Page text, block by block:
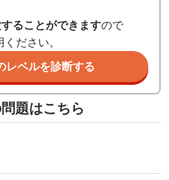
ることができますので
ださい。
レベルを診断する
題はこちら